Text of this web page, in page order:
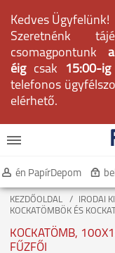
Kedves Ügyfelünk!
Szeretnénk
csomagpontunk
éig csak 15:00-
telefonos
elérhető.
én PapírDepom
KEZDŐOLDAL IRODAI
KOCKATÖMBÖK ÉS
KOCKATÖMB,
FŰZFŐI